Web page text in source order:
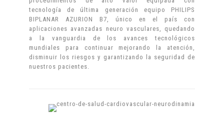
tecnología de última generación equipo PHILIPS
BIPLANAR AZURION B7, único en el país con
aplicaciones avanzadas neuro vasculares, quedando
a la vanguardia de los avances tecnológicos
mundiales para continuar mejorando la atención,
disminuir los riesgos y garantizando la seguridad de
nuestros pacientes.